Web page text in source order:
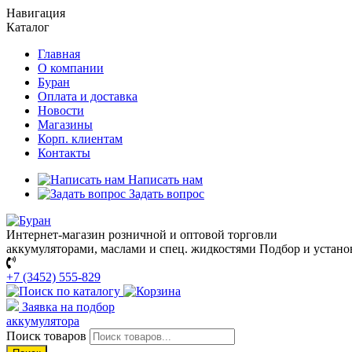
Навигация
Каталог
Главная
О компании
Буран
Оплата и доставка
Новости
Магазины
Корп. клиентам
Контакты
Написать нам
Задать вопрос
Интернет-магазин розничной и оптовой торговли
аккумуляторами, маслами и спец. жидкостями Подбор и
+7 (3452) 555-829
Заявка на подбор
аккумулятора
Поиск товаров